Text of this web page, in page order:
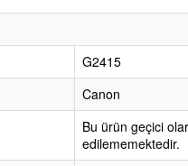
G2415
Canon
Bu ürün geçici
edilememektedir.